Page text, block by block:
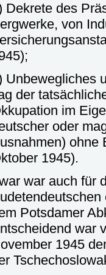
Dekrete des
von
Unbewegliches
der
im
oder
ohne
1945).
war auch für
Potsdamer
war
1945